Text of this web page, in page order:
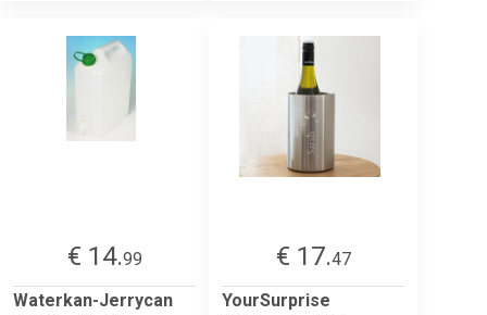
€ 14.99
Waterkan-Jerrycan
€ 17.47
YourSurprise